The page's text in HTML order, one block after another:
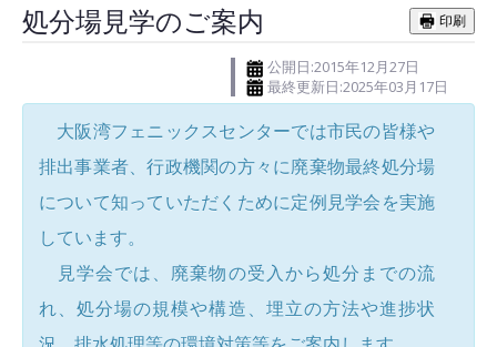
印刷
処分場見学のご案内
公開日:2015年12月27日
最終更新日:2025年03月17日
大阪湾フェニックスセンターでは市民の皆様や
排出事業者、行政機関の方々に廃棄物最終処分場
について知っていただくために定例見学会を実施
しています。
見学会では、廃棄物の受入から処分までの流
れ、処分場の規模や構造、埋立の方法や進捗状